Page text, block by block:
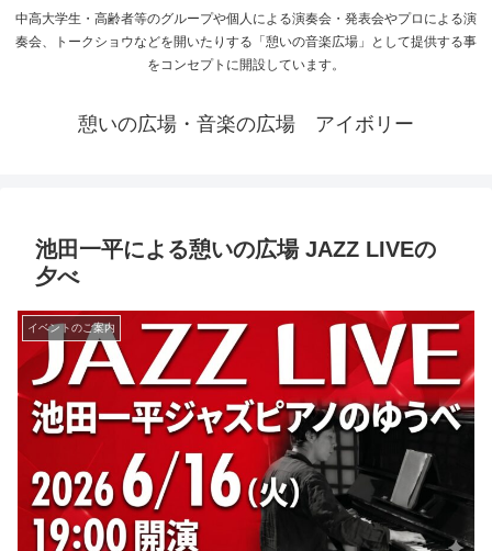
中高大学生・高齢者等のグループや個人による演奏会・発表会やプロによる演
奏会、トークショウなどを開いたりする「憩いの音楽広場」として提供する事
をコンセプトに開設しています。
憩いの広場・音楽の広場 アイボリー
池田一平による憩いの広場 JAZZ LIVEの
夕べ
イベントのご案内